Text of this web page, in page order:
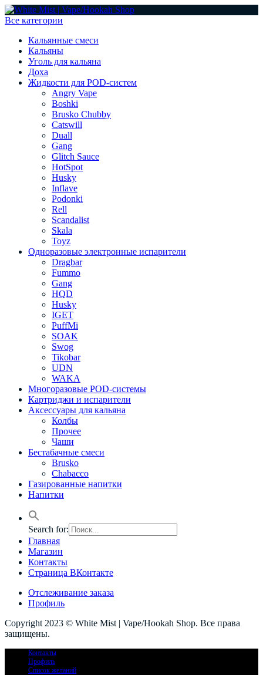
Все категории
Кальянные смеси
Кальяны
Уголь для кальяна
Доха
Жидкости для POD-систем
Angry Vape
Boshki
Brusko Chubby
Catswill
Duall
Gang
Glitch Sauce
HotSpot
Husky
Inflave
Podonki
Rell
Scandalist
Skala
Toyz
Одноразовые электронные испарители
Dragbar
Fummo
Gang
HQD
Husky
IGET
PuffMi
SOAK
Swog
Tikobar
UDN
WAKA
Многоразовые POD-системы
Картриджи и испарители
Аксессуары для кальяна
Колбы
Прочее
Чаши
Бестабачные смеси
Brusko
Chabacco
Газированные напитки
Напитки
Search for:
Главная
Магазин
Контакты
Страница ВКонтакте
Отслеживание заказа
Профиль
Copyright 2023 © White Mist | Vape/Hookah Shop. Все права
защищены.
Контакты
Профиль
Список желаний